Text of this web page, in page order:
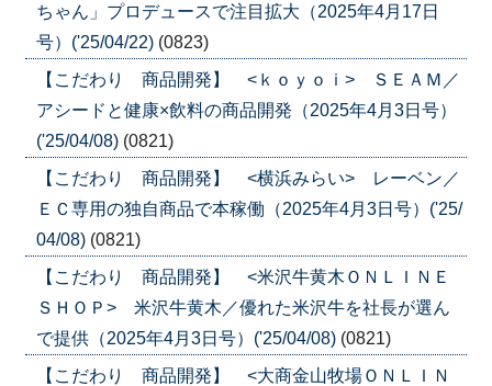
ちゃん」プロデュースで注目拡大（2025年4月17日
号）('25/04/22) (0823)
【こだわり 商品開発】 <ｋｏｙｏｉ> ＳＥＡＭ／
アシードと健康×飲料の商品開発（2025年4月3日号）
('25/04/08) (0821)
【こだわり 商品開発】 <横浜みらい> レーベン／
ＥＣ専用の独自商品で本稼働（2025年4月3日号）('25/
04/08) (0821)
【こだわり 商品開発】 <米沢牛黄木ＯＮＬＩＮＥ
ＳＨＯＰ> 米沢牛黄木／優れた米沢牛を社長が選ん
で提供（2025年4月3日号）('25/04/08) (0821)
【こだわり 商品開発】 <大商金山牧場ＯＮＬＩＮ